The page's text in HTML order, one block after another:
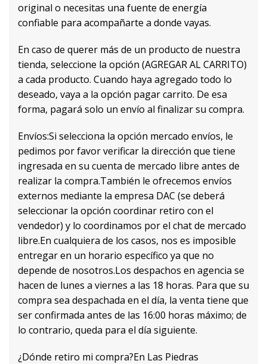
original o necesitas una fuente de energía
confiable para acompañarte a donde vayas.
En caso de querer más de un producto de nuestra
tienda, seleccione la opción (AGREGAR AL CARRITO)
a cada producto. Cuando haya agregado todo lo
deseado, vaya a la opción pagar carrito. De esa
forma, pagará solo un envío al finalizar su compra.
Envíos:Si selecciona la opción mercado envíos, le
pedimos por favor verificar la dirección que tiene
ingresada en su cuenta de mercado libre antes de
realizar la compra.También le ofrecemos envíos
externos mediante la empresa DAC (se deberá
seleccionar la opción coordinar retiro con el
vendedor) y lo coordinamos por el chat de mercado
libre.En cualquiera de los casos, nos es imposible
entregar en un horario específico ya que no
depende de nosotros.Los despachos en agencia se
hacen de lunes a viernes a las 18 horas. Para que su
compra sea despachada en el día, la venta tiene que
ser confirmada antes de las 16:00 horas máximo; de
lo contrario, queda para el día siguiente.
¿Dónde retiro mi compra?En Las Piedras